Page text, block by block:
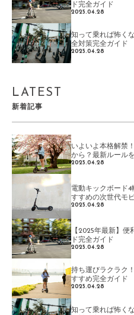
ド完全ガイド
2025.04.28
知って乗れば怖く
全対策完全ガイド
2025.04.28
LATEST
新着記事
いよいよ本格解禁
から？最新ルール
2025.04.28
電動キックボード
すすめの次世代モ
2025.04.28
【2025年最新】
ド完全ガイド
2025.04.28
持ち運びラクラク
すすめ完全ガイド
2025.04.28
知って乗れば怖く